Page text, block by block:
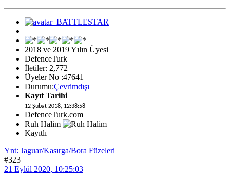
2018 ve 2019 Yılın Üyesi
DefenceTurk
İletiler: 2,772
Üyeler No :47641
Durumu:Çevrimdışı
Kayıt Tarihi
12 Şubat 2018, 12:38:58
DefenceTurk.com
Ruh Halim
Kayıtlı
Ynt: Jaguar/Kasırga/Bora Füzeleri
#323
21 Eylül 2020, 10:25:03